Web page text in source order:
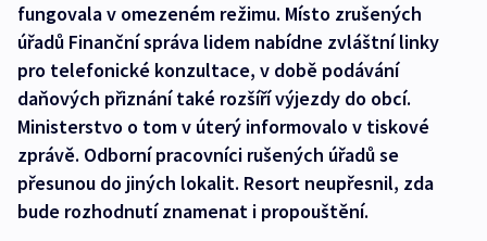
fungovala v omezeném režimu. Místo zrušených
úřadů Finanční správa lidem nabídne zvláštní linky
pro telefonické konzultace, v době podávání
daňových přiznání také rozšíří výjezdy do obcí.
Ministerstvo o tom v úterý informovalo v tiskové
zprávě. Odborní pracovníci rušených úřadů se
přesunou do jiných lokalit. Resort neupřesnil, zda
bude rozhodnutí znamenat i propouštění.